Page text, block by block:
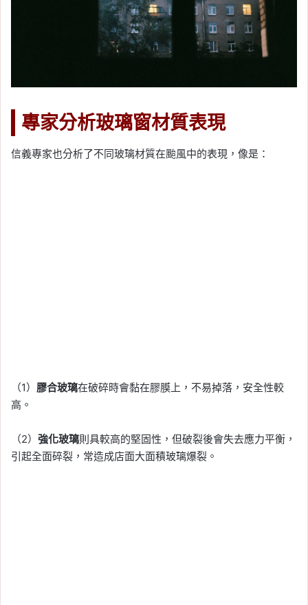
專家分析玻璃窗材質表現
信義專家也分析了不同玻璃材質在颱風中的表現，像是：
（1） 膠合玻璃在破碎時會黏在膠膜上，不易掉落，安全性較
高。
（2） 強化玻璃則具較高的堅固性，但破裂後會失去應力平衡，
引起全面碎裂，常造成店面大面積玻璃爆裂。